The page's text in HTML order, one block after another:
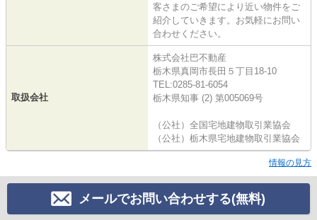
客さまのご希望により近い物件をご
紹介していきます。お気軽にお問い
合わせください。
取扱会社
株式会社巴不動産
栃木県真岡市長田５丁目18-10
TEL:0285-81-6054
栃木県知事 (2) 第005069号
（公社）全国宅地建物取引業協会
（公社）栃木県宅地建物取引業協会
情報の見方
メールでお問い合わせする(無料)